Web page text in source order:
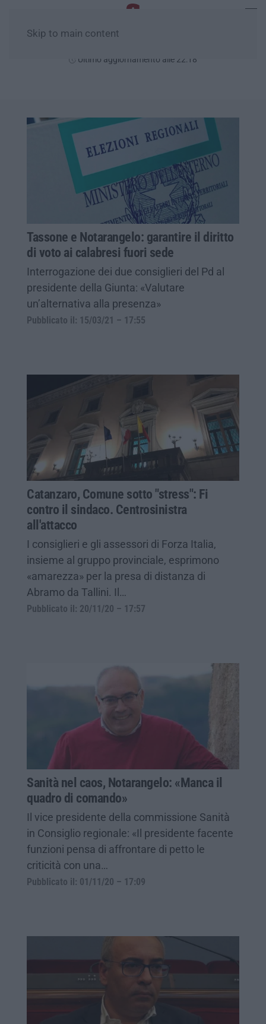
Skip to main content
Ultimo aggiornamento alle 22:18
Tassone e Notarangelo: garantire il diritto
di voto ai calabresi fuori sede
Interrogazione dei due consiglieri del Pd al
presidente della Giunta: «Valutare
un’alternativa alla presenza»
Pubblicato il: 15/03/21 – 17:55
Catanzaro, Comune sotto "stress": Fi
contro il sindaco. Centrosinistra
all'attacco
I consiglieri e gli assessori di Forza Italia,
insieme al gruppo provinciale, esprimono
«amarezza» per la presa di distanza di
Abramo da Tallini. Il…
Pubblicato il: 20/11/20 – 17:57
Sanità nel caos, Notarangelo: «Manca il
quadro di comando»
Il vice presidente della commissione Sanità
in Consiglio regionale: «Il presidente facente
funzioni pensa di affrontare di petto le
criticità con una…
Pubblicato il: 01/11/20 – 17:09